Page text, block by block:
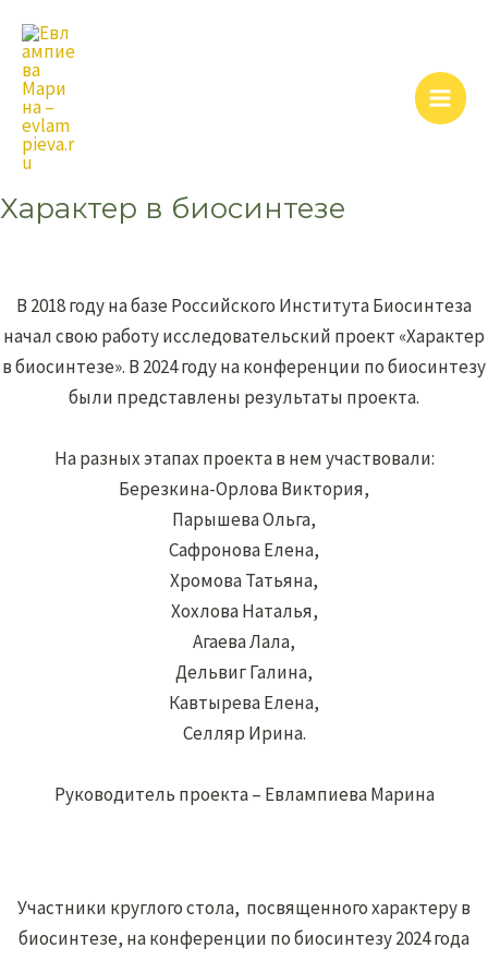
содержимому
Характер в биосинтезе
В 2018 году на базе Российского Института Биосинтеза
начал свою работу исследовательский проект «Характер
в биосинтезе». В 2024 году на конференции по биосинтезу
были представлены результаты проекта.
На разных этапах проекта в нем участвовали:
Березкина-Орлова Виктория,
Парышева Ольга,
Сафронова Елена,
Хромова Татьяна,
Хохлова Наталья,
Агаева Лала,
Дельвиг Галина,
Кавтырева Елена,
Селляр Ирина.
Руководитель проекта – Евлампиева Марина
Участники круглого стола, посвященного характеру в
биосинтезе, на конференции по биосинтезу 2024 года